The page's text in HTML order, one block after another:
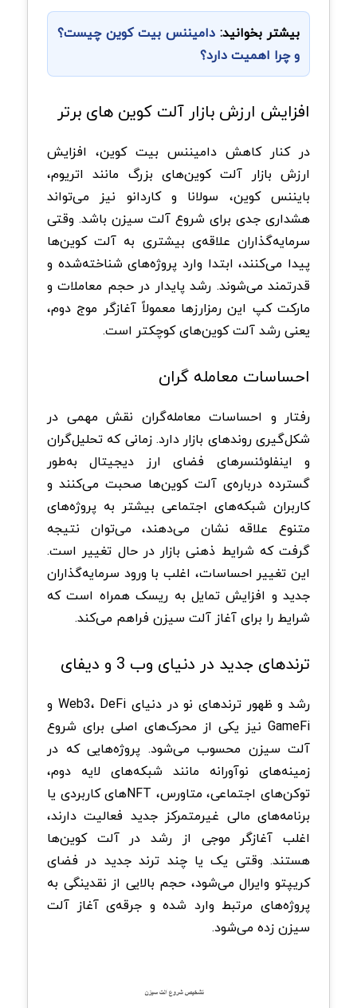
بیشتر بخوانید: دامیننس بیت کوین چیست؟
و چرا اهمیت دارد؟
افزایش ارزش بازار آلت‌ کوین ‌های برتر
در کنار کاهش دامیننس بیت‌ کوین، افزایش
ارزش بازار آلت‌ کوین‌های بزرگ مانند اتریوم،
بایننس کوین، سولانا و کاردانو نیز می‌تواند
هشداری جدی برای شروع آلت سیزن باشد. وقتی
سرمایه‌گذاران علاقه‌ی بیشتری به آلت‌ کوین‌ها
پیدا می‌کنند، ابتدا وارد پروژه‌های شناخته‌شده و
قدرتمند می‌شوند. رشد پایدار در حجم معاملات و
مارکت کپ این رمزارزها معمولاً آغازگر موج دوم،
یعنی رشد آلت‌ کوین‌های کوچکتر است.
احساسات معامله ‌گران
رفتار و احساسات معامله‌گران نقش مهمی در
شکل‌گیری روندهای بازار دارد. زمانی که تحلیل‌گران
و اینفلوئنسرهای فضای ارز دیجیتال به‌طور
گسترده درباره‌ی آلت‌ کوین‌ها صحبت می‌کنند و
کاربران شبکه‌های اجتماعی بیشتر به پروژه‌های
متنوع علاقه نشان می‌دهند، می‌توان نتیجه
گرفت که شرایط ذهنی بازار در حال تغییر است.
این تغییر احساسات، اغلب با ورود سرمایه‌گذاران
جدید و افزایش تمایل به ریسک همراه است که
شرایط را برای آغاز آلت سیزن فراهم می‌کند.
ترندهای جدید در دنیای وب 3 و دیفای
رشد و ظهور ترندهای نو در دنیای Web3، DeFi و
GameFi نیز یکی از محرک‌های اصلی برای شروع
آلت سیزن محسوب می‌شود. پروژه‌هایی که در
زمینه‌های نوآورانه مانند شبکه‌های لایه دوم،
توکن‌های اجتماعی، متاورس، NFTهای کاربردی یا
برنامه‌های مالی غیرمتمرکز جدید فعالیت دارند،
اغلب آغازگر موجی از رشد در آلت‌ کوین‌ها
هستند. وقتی یک یا چند ترند جدید در فضای
کریپتو وایرال می‌شود، حجم بالایی از نقدینگی به
پروژه‌های مرتبط وارد شده و جرقه‌ی آغاز آلت
سیزن زده می‌شود.